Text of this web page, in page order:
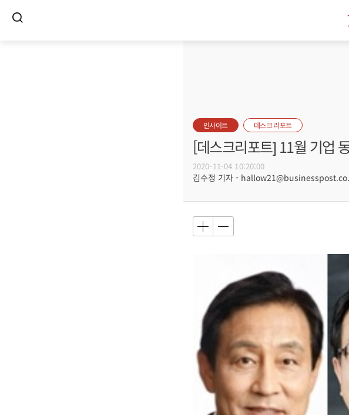
인사이트 데스크 리포트
[데스크리포트] 11월 기업
2020-11-04 10:20:00
김수정 기자 -